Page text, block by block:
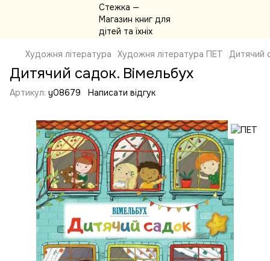
Художня література Художня література ПЕТ Дитячий
Дитячий садок. Вімельбух
Артикул: y08679 Написати відгук